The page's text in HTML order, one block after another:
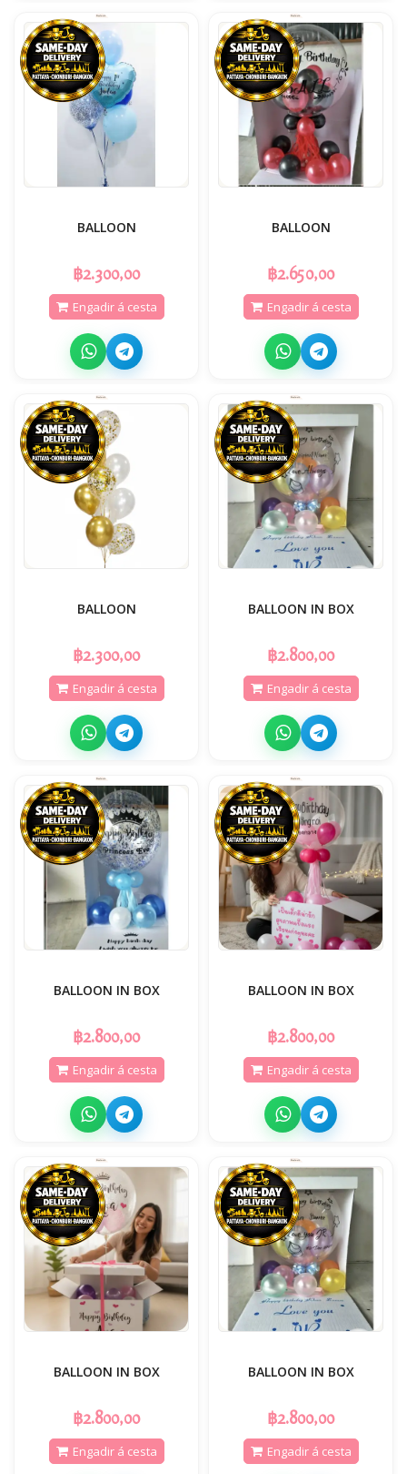
BALLOON
฿2.300,00
Engadir á cesta
BALLOON
฿2.650,00
Engadir á cesta
BALLOON
฿2.300,00
Engadir á cesta
BALLOON IN BOX
฿2.800,00
Engadir á cesta
BALLOON IN BOX
฿2.800,00
Engadir á cesta
BALLOON IN BOX
฿2.800,00
Engadir á cesta
BALLOON IN BOX
฿2.800,00
Engadir á cesta
BALLOON IN BOX
฿2.800,00
Engadir á cesta